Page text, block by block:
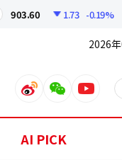
903.60 1.73 -0.19%
2026
weiboweixinyoutube
AI PICK